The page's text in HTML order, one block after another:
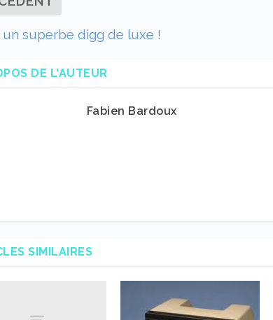
un superbe digg de luxe !
DE L'AUTEUR
Fabien Bardoux
SIMILAIRES